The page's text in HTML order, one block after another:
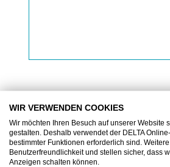
BESCHREIBUNG
WIR VERWENDEN COOKIES
Wir möchten Ihren Besuch auf unserer Website
gestalten. Deshalb verwendet der DELTA
bestimmter Funktionen erforderlich sind.
Benutzerfreundlichkeit und stellen sicher, dass
Anzeigen schalten können.